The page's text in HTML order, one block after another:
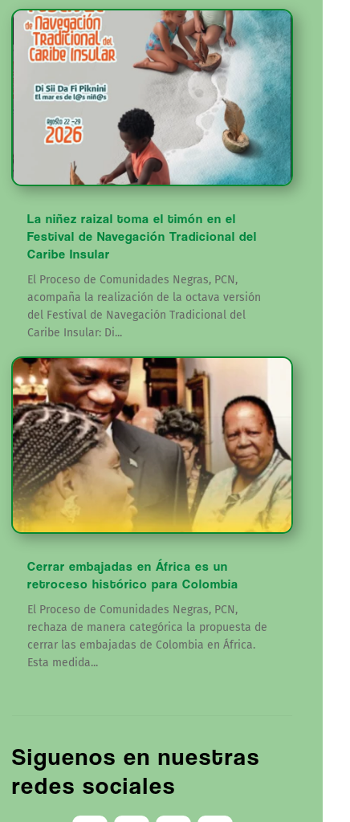
La niñez raizal toma el timón en el
Festival de Navegación Tradicional del
Caribe Insular
El Proceso de Comunidades Negras, PCN,
acompaña la realización de la octava versión
del Festival de Navegación Tradicional del
Caribe Insular: Di...
Cerrar embajadas en África es un
retroceso histórico para Colombia
El Proceso de Comunidades Negras, PCN,
rechaza de manera categórica la propuesta de
cerrar las embajadas de Colombia en África.
Esta medida...
Siguenos en nuestras
redes sociales